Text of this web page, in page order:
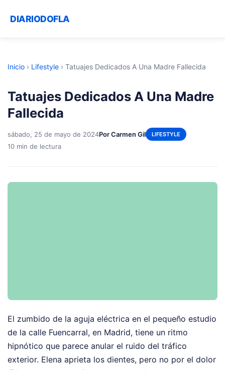
DIARIODOFLA
Inicio › Lifestyle › Tatuajes Dedicados A Una Madre Fallecida
Tatuajes Dedicados A Una Madre
Fallecida
sábado, 25 de mayo de 2024Por Carmen Gil LIFESTYLE
10 min de lectura
El zumbido de la aguja eléctrica en el pequeño estudio
de la calle Fuencarral, en Madrid, tiene un ritmo
hipnótico que parece anular el ruido del tráfico
exterior. Elena aprieta los dientes, pero no por el dolor